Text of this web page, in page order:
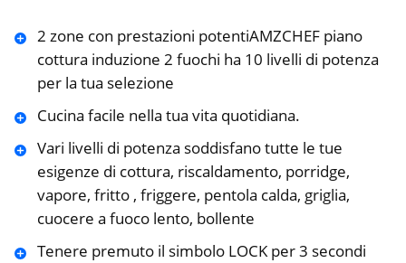
2 zone con prestazioni potentiAMZCHEF piano
cottura induzione 2 fuochi ha 10 livelli di potenza
per la tua selezione
Cucina facile nella tua vita quotidiana.
Vari livelli di potenza soddisfano tutte le tue
esigenze di cottura, riscaldamento, porridge,
vapore, fritto , friggere, pentola calda, griglia,
cuocere a fuoco lento, bollente
Tenere premuto il simbolo LOCK per 3 secondi